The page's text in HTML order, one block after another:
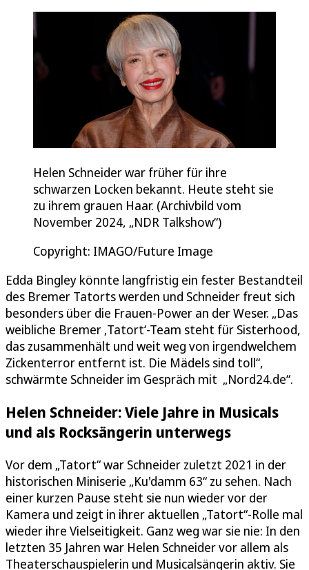
Helen Schneider war früher für ihre
schwarzen Locken bekannt. Heute steht sie
zu ihrem grauen Haar. (Archivbild vom
November 2024, „NDR Talkshow“)
Copyright: IMAGO/Future Image
Edda Bingley könnte langfristig ein fester Bestandteil
des Bremer Tatorts werden und Schneider freut sich
besonders über die Frauen-Power an der Weser. „Das
weibliche Bremer ‚Tatort‘-Team steht für Sisterhood,
das zusammenhält und weit weg von irgendwelchem
Zickenterror entfernt ist. Die Mädels sind toll“,
schwärmte Schneider im Gespräch mit „Nord24.de“.
Helen Schneider: Viele Jahre in Musicals
und als Rocksängerin unterwegs
Vor dem „Tatort“ war Schneider zuletzt 2021 in der
historischen Miniserie „Ku'damm 63“ zu sehen. Nach
einer kurzen Pause steht sie nun wieder vor der
Kamera und zeigt in ihrer aktuellen „Tatort“-Rolle mal
wieder ihre Vielseitigkeit. Ganz weg war sie nie: In den
letzten 35 Jahren war Helen Schneider vor allem als
Theaterschauspielerin und Musicalsängerin aktiv. Sie